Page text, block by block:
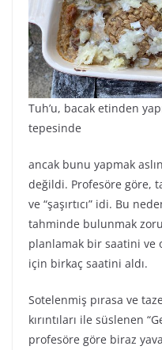
Tuh’u, bacak etinden
tepesinde
ancak bunu yapmak
değildi. Profesöre göre,
ve “şaşırtıcı” idi. Bu
tahminde bulunmak
planlamak bir saatini ve
için birkaç saatini aldı.
Sotelenmiş pırasa ve
kırıntıları ile süslenen
profesöre göre biraz